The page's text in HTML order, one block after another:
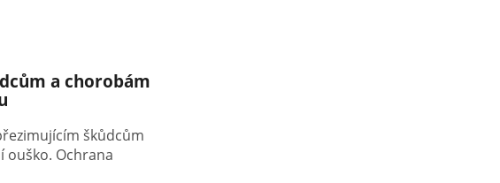
a chorobám
škůdcům
ouško. Ochrana